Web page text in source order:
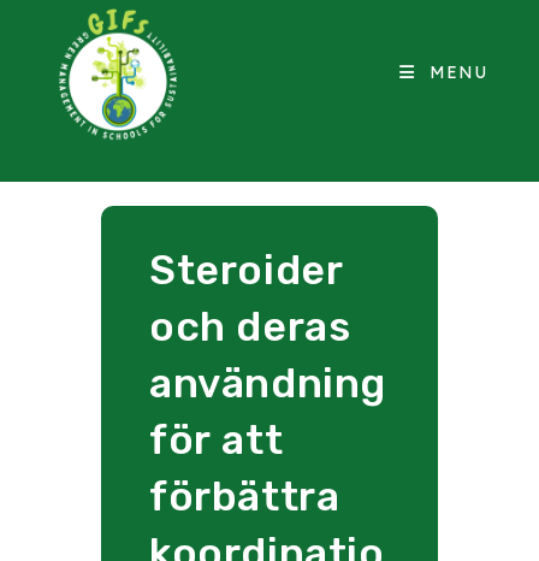
MENU
Steroider
och deras
användning
för att
förbättra